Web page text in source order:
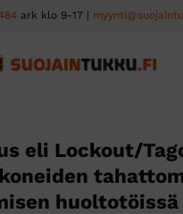
ark klo 9-17 |
eli Lockout/
huoltotöissä